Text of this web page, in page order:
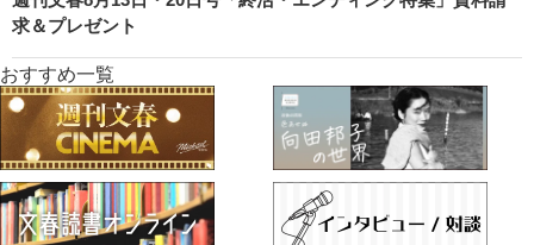
求＆プレゼント
おすすめ一覧